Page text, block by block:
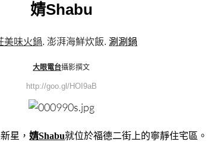
婧Shabu
美味火鍋. 澎湃海鮮炊飯.涮涮鍋
大眼電台攝影撰文
http://goo.gl/HOI9aB
星，婧Shabu就位於福德二街上的寧靜住宅區。